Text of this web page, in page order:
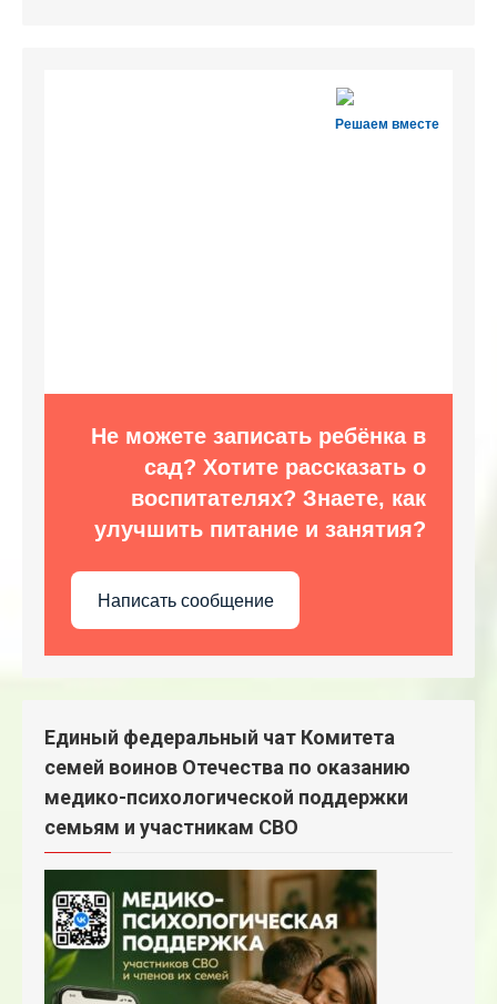
Решаем вместе
Не можете записать ребёнка в
сад? Хотите рассказать о
воспитателях? Знаете, как
улучшить питание и занятия?
Написать сообщение
Единый федеральный чат Комитета
семей воинов Отечества по оказанию
медико-психологической поддержки
семьям и участникам СВО